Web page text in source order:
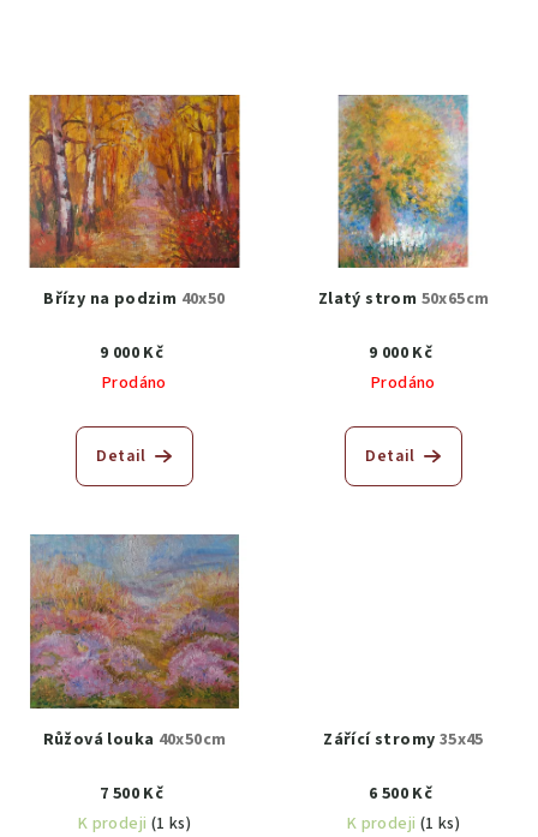
Břízy na podzim 40x50
9 000 Kč
Prodáno
Detail
Zlatý strom 50x65cm
9 000 Kč
Prodáno
Detail
Růžová louka 40x50cm
7 500 Kč
K prodeji (1 ks)
Zářící stromy 35x45
6 500 Kč
K prodeji (1 ks)